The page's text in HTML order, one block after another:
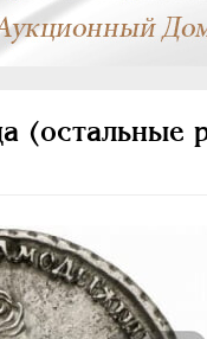
(остальные